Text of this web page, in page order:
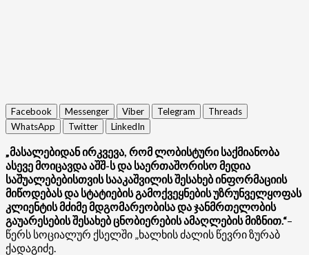
Facebook Messenger Viber Telegram
Threads
WhatsApp
Twitter LinkedIn
„მასალებიდან ირკვევა, რომ ლობისტური საქმიანობა
ასევე მოიცავდა აშშ-ს და საერთაშორისო მედია
საშუალებებისთვის სააკაშვილის შესახებ ინფორმაციის
მიწოდებას და სტატიების გამოქვეყნების უზრუნველყოფას
კლიენტის მძიმე მდგომარეობისა და ჯანმრთელობის
გაუარესების შესახებ ცნობიერების ამაღლების მიზნით.“–
წერს სოციალურ ქსელში „ხალხის ძალის წევრი ზურაბ
ქადაგიძე.